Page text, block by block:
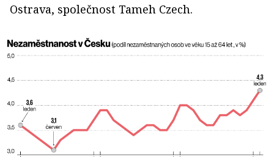
Ostrava, společnost Tameh Czech.